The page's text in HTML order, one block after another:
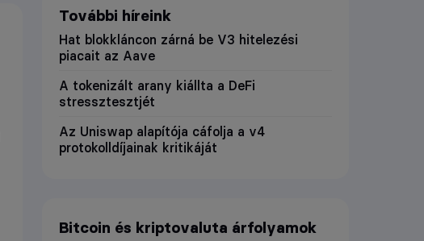
További híreink
Hat blokkláncon zárná be V3 hitelezési
piacait az Aave
A tokenizált arany kiállta a DeFi
stressztesztjét
Az Uniswap alapítója cáfolja a v4
protokolldíjainak kritikáját
Bitcoin és kriptovaluta árfolyamok